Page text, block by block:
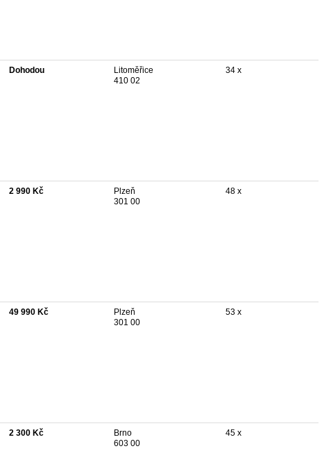
Dohodou
Litoměřice
410 02
34 x
2 990 Kč
Plzeň
301 00
48 x
49 990 Kč
Plzeň
301 00
53 x
2 300 Kč
Brno
603 00
45 x